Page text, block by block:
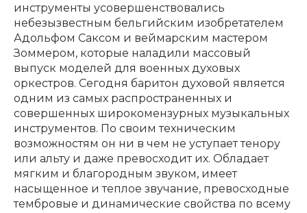
инструменты усовершенствовались
небезызвестным бельгийским изобретателем
Адольфом Саксом и веймарским мастером
Зоммером, которые наладили массовый
выпуск моделей для военных духовых
оркестров. Сегодня баритон духовой является
одним из самых распространенных и
совершенных широкомензурных музыкальных
инструментов. По своим техническим
возможностям он ни в чем не уступает тенору
или альту и даже превосходит их. Обладает
мягким и благородным звуком, имеет
насыщенное и теплое звучание, превосходные
тембровые и динамические свойства по всему